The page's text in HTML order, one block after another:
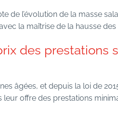
de l’évolution de la masse
la maîtrise de la hausse
des prestations
âgées, et depuis la loi de
offre des prestations